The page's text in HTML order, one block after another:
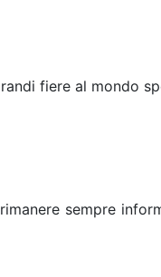
fiere al mondo
sempre